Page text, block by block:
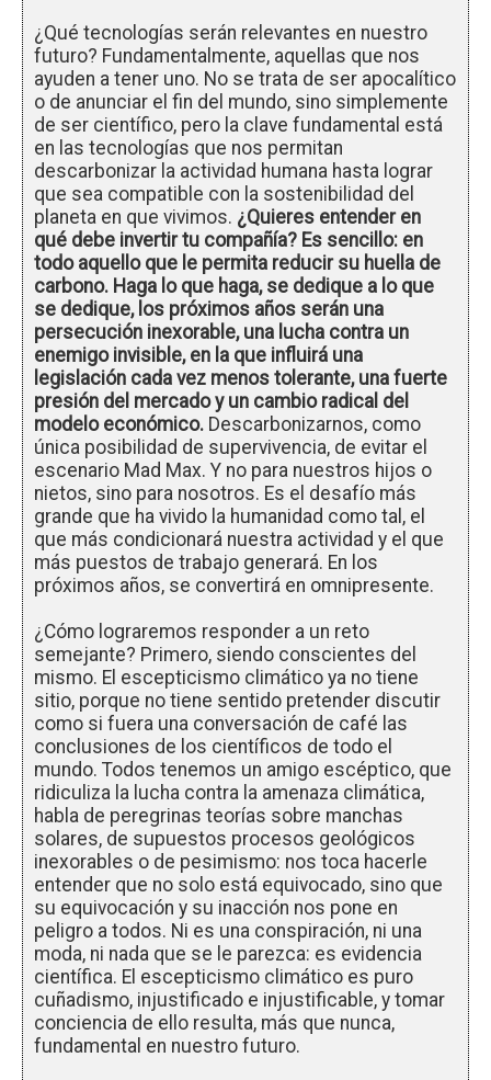
¿Qué tecnologías serán relevantes en nuestro
futuro? Fundamentalmente, aquellas que nos
ayuden a tener uno. No se trata de ser apocalítico
o de anunciar el fin del mundo, sino simplemente
de ser científico, pero la clave fundamental está
en las tecnologías que nos permitan
descarbonizar la actividad humana hasta lograr
que sea compatible con la sostenibilidad del
planeta en que vivimos. ¿Quieres entender en
qué debe invertir tu compañía? Es sencillo: en
todo aquello que le permita reducir su huella de
carbono. Haga lo que haga, se dedique a lo que
se dedique, los próximos años serán una
persecución inexorable, una lucha contra un
enemigo invisible, en la que influirá una
legislación cada vez menos tolerante, una fuerte
presión del mercado y un cambio radical del
modelo económico. Descarbonizarnos, como
única posibilidad de supervivencia, de evitar el
escenario Mad Max. Y no para nuestros hijos o
nietos, sino para nosotros. Es el desafío más
grande que ha vivido la humanidad como tal, el
que más condicionará nuestra actividad y el que
más puestos de trabajo generará. En los
próximos años, se convertirá en omnipresente.
¿Cómo lograremos responder a un reto
semejante? Primero, siendo conscientes del
mismo. El escepticismo climático ya no tiene
sitio, porque no tiene sentido pretender discutir
como si fuera una conversación de café las
conclusiones de los científicos de todo el
mundo. Todos tenemos un amigo escéptico, que
ridiculiza la lucha contra la amenaza climática,
habla de peregrinas teorías sobre manchas
solares, de supuestos procesos geológicos
inexorables o de pesimismo: nos toca hacerle
entender que no solo está equivocado, sino que
su equivocación y su inacción nos pone en
peligro a todos. Ni es una conspiración, ni una
moda, ni nada que se le parezca: es evidencia
científica. El escepticismo climático es puro
cuñadismo, injustificado e injustificable, y tomar
conciencia de ello resulta, más que nunca,
fundamental en nuestro futuro.